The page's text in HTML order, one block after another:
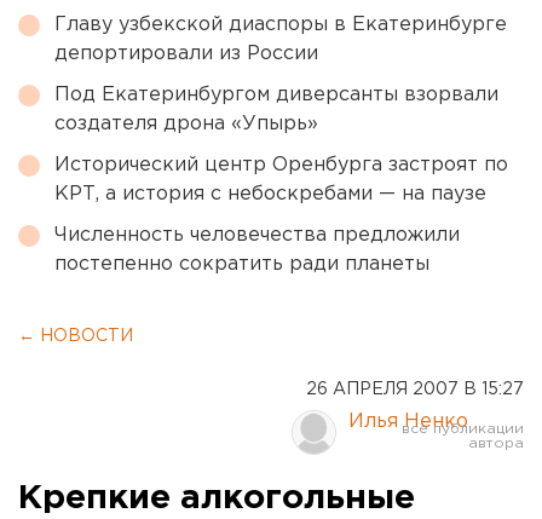
Главу узбекской диаспоры в Екатеринбурге
депортировали из России
Под Екатеринбургом диверсанты взорвали
создателя дрона «Упырь»
Исторический центр Оренбурга застроят по
КРТ, а история с небоскребами — на паузе
Численность человечества предложили
постепенно сократить ради планеты
← НОВОСТИ
26 АПРЕЛЯ 2007 В 15:27
Илья Ненко
Крепкие алкогольные